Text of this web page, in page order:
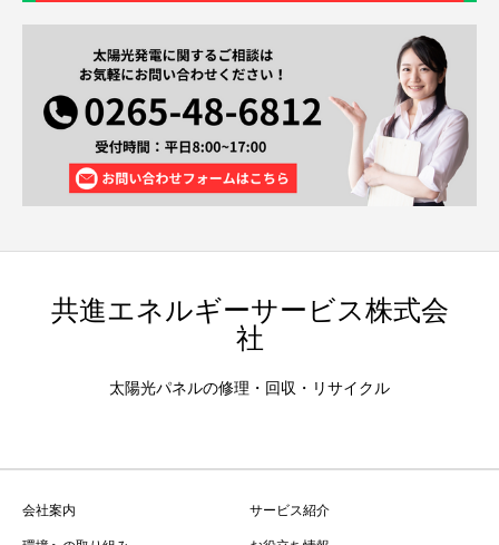
共進エネルギーサービス株式会
社
太陽光パネルの修理・回収・リサイクル
会社案内
サービス紹介